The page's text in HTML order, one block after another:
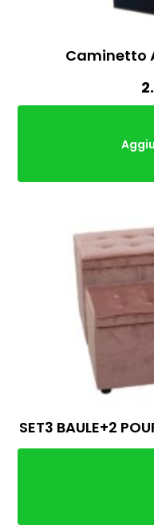
Caminetto
SET3 BAULE+2